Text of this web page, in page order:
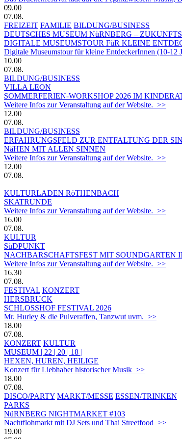
09.00
07.08.
FREIZEIT FAMILIE BILDUNG/BUSINESS
DEUTSCHES MUSEUM NüRNBERG –
DIGITALE MUSEUMSTOUR FüR KLEINE
Digitale Museumstour für kleine EntdeckerInnen (10-
10.00
07.08.
BILDUNG/BUSINESS
VILLA LEON
SOMMERFERIEN-WORKSHOP 2026 IM
Weitere Infos zur Veranstaltung auf der Website. >>
12.00
07.08.
BILDUNG/BUSINESS
ERFAHRUNGSFELD ZUR ENTFALTUNG DER
NäHEN MIT ALLEN SINNEN
Weitere Infos zur Veranstaltung auf der Website. >>
12.00
07.08.
KULTURLADEN RöTHENBACH
SKATRUNDE
Weitere Infos zur Veranstaltung auf der Website. >>
16.00
07.08.
KULTUR
SüDPUNKT
NACHBARSCHAFTSFEST MIT SOUNDGARTEN
Weitere Infos zur Veranstaltung auf der Website. >>
16.30
07.08.
FESTIVAL KONZERT
HERSBRUCK
SCHLOSSHOF FESTIVAL 2026
Mr. Hurley & die Pulveraffen, Tanzwut uvm. >>
18.00
07.08.
KONZERT KULTUR
MUSEUM | 22 | 20 | 18 |
HEXEN, HUREN, HEILIGE
Konzert für Liebhaber historischer Musik >>
18.00
07.08.
DISCO/PARTY MARKT/MESSE ESSEN/TRINKEN
PARKS
NüRNBERG NIGHTMARKET #103
Nachtflohmarkt mit DJ Sets und Thai Streetfood >>
19.00